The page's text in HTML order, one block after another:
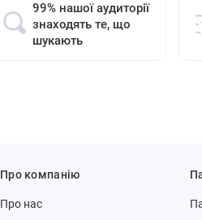
99% нашої аудиторії
знаходять те, що
шукають
Про компанію
Про нас